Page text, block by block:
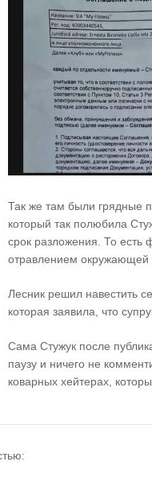
Так же там были грядные
который так полюбила
срок разложения. То есть
отравлением окружающей
Лесник решил навестить
которая заявила, что
Сама Стужук после
паузу и ничего не
коварных хейтерах,